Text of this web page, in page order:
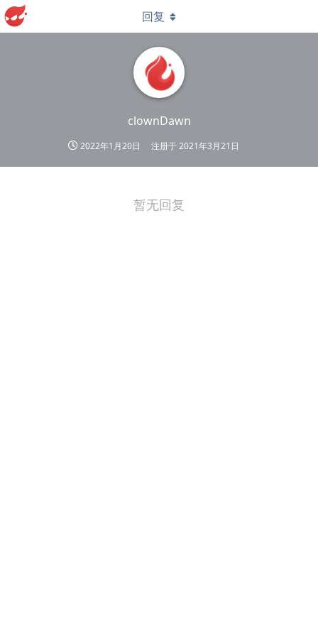
clownDawn
2022年1月20日 注册于2021年3月21日
回复
暂无回复